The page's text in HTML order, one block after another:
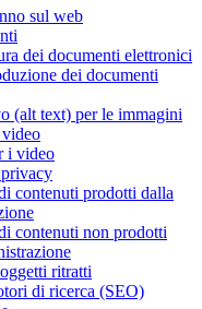
sul web
dei documenti elettronici
dei documenti
(alt text) per le immagini
i video
contenuti prodotti dalla
contenuti non prodotti
ritratti
di ricerca (SEO)